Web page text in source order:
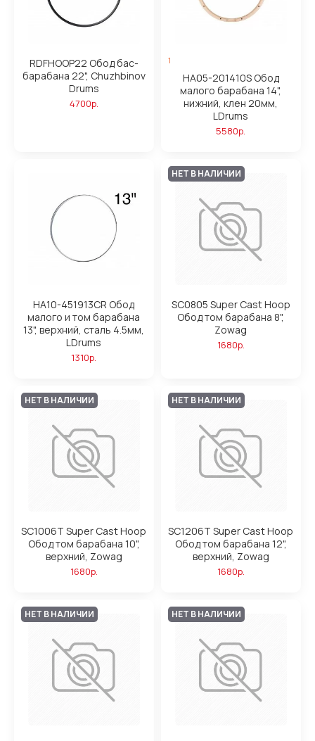
RDFHOOP22 Обод бас-
барабана 22", Chuzhbinov
Drums
4700р.
1
HA05-201410S Обод
малого барабана 14",
нижний, клен 20мм,
LDrums
5580р.
HA10-451913CR Обод
малого и том барабана
13", верхний, сталь 4.5мм,
LDrums
1310р.
НЕТ В НАЛИЧИИ
SC0805 Super Cast Hoop
Обод том барабана 8",
Zowag
1680р.
НЕТ В НАЛИЧИИ
SC1006T Super Cast Hoop
Обод том барабана 10",
верхний, Zowag
1680р.
НЕТ В НАЛИЧИИ
SC1206T Super Cast Hoop
Обод том барабана 12",
верхний, Zowag
1680р.
НЕТ В НАЛИЧИИ НЕТ В НАЛИЧИИ